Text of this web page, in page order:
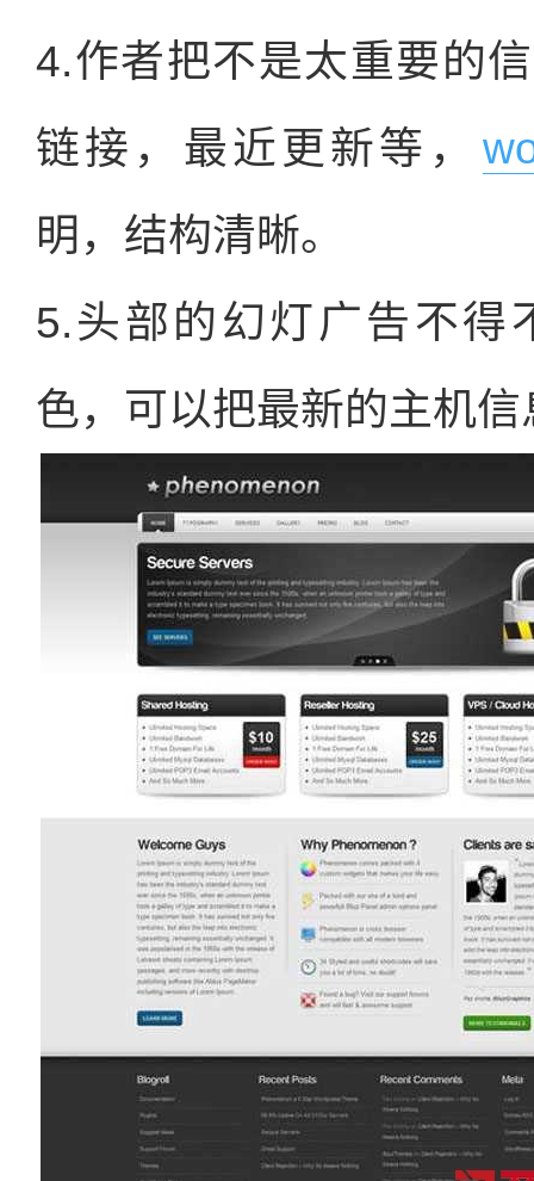
4.作者把不是太重要的
链接，最近更新等，
明，结构清晰。
5.头部的幻灯广告不得
色，可以把最新的主机